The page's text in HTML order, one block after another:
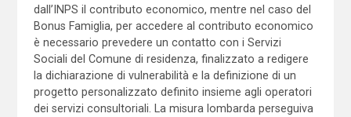
dall’INPS il contributo economico, mentre nel caso del
Bonus Famiglia, per accedere al contributo economico
è necessario prevedere un contatto con i Servizi
Sociali del Comune di residenza, finalizzato a redigere
la dichiarazione di vulnerabilità e la definizione di un
progetto personalizzato definito insieme agli operatori
dei servizi consultoriali. La misura lombarda perseguiva